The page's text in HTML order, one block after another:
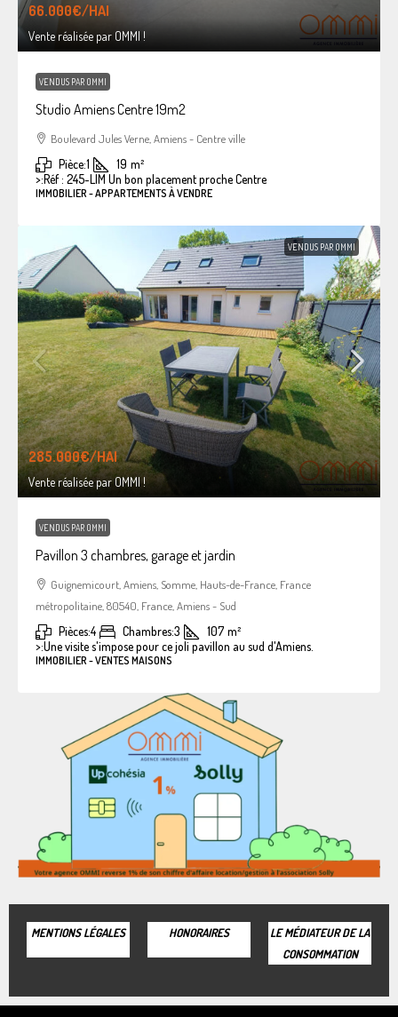
66.000€/HAI
Vente réalisée par OMMI !
VENDUS PAR OMMI
Studio Amiens Centre 19m2
Boulevard Jules Verne, Amiens - Centre ville
Pièce:1 19 m²
>:Réf : 245-LIM Un bon placement proche Centre
IMMOBILIER - APPARTEMENTS À VENDRE
VENDUS PAR OMMI
285.000€/HAI
Vente réalisée par OMMI !
VENDUS PAR OMMI
Pavillon 3 chambres, garage et jardin
Guignemicourt, Amiens, Somme, Hauts-de-France, France
métropolitaine, 80540, France, Amiens - Sud
Pièces:4 Chambres:3 107 m²
>:Une visite s'impose pour ce joli pavillon au sud d'Amiens.
IMMOBILIER - VENTES MAISONS
MENTIONS LÉGALES HONORAIRES
LE MÉDIATEUR DE LA
CONSOMMATION